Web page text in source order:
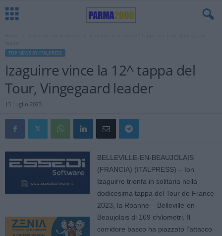
TOP NEWS BY ITALPRESS
Izaguirre vince la 12^ tappa del
Tour, Vingegaard leader
13 Luglio 2023
BELLEVILLE-EN-BEAUJOLAIS
(FRANCIA) (ITALPRESS) – Ion
Izaguirre trionfa in solitaria nella
dodicesima tappa del Tour de France
2023, la Roanne – Belleville-en-
Beaujolais di 169 chilometri. Il
corridore basco ha piazzato l’attacco